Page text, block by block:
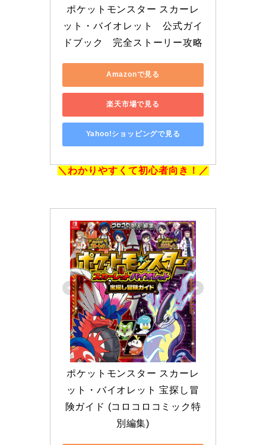
ポケットモンスター スカーレ
ット・バイオレット　公式ガイ
ドブック　完全ストーリー攻略
Amazonで見る
楽天市場で見る
Yahoo!ショッピングで見る
＼わかりやすくて初心者向き！／
ポケットモンスター スカーレ
ット・バイオレット 宝探し冒
険ガイド (コロコロコミック特
別編集)